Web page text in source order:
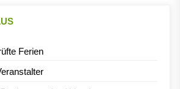
Ferien